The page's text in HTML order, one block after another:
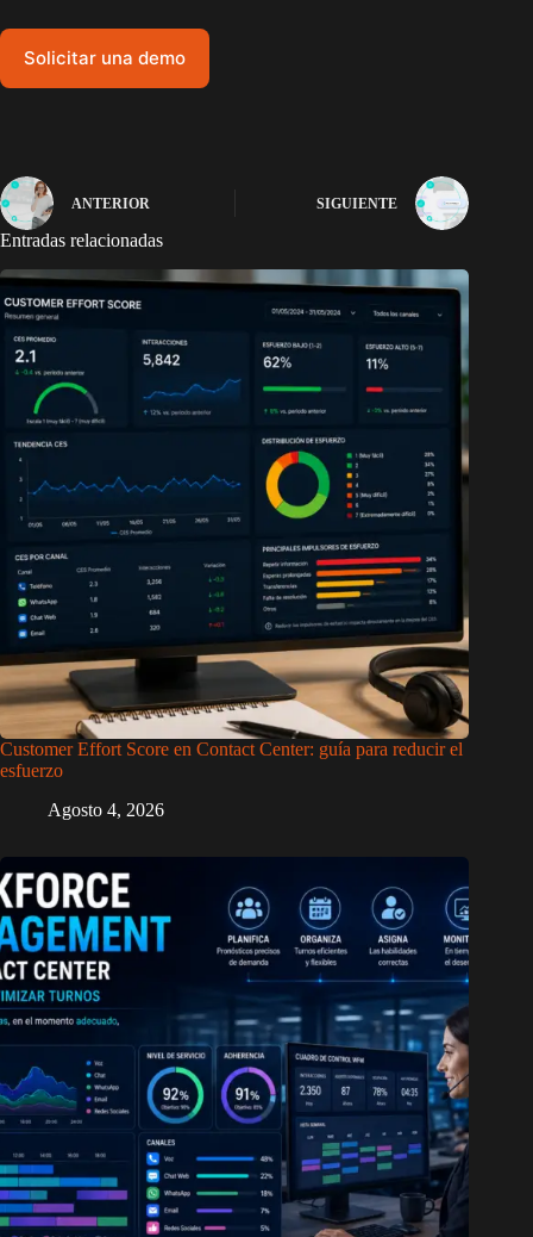
Solicitar una demo
ANTERIOR SIGUIENTE
Entradas relacionadas
Customer Effort Score en Contact Center: guía para reducir el
esfuerzo
Agosto 4, 2026